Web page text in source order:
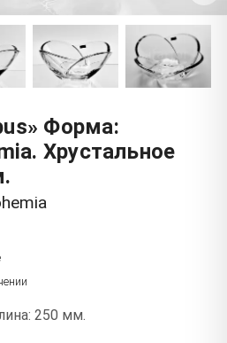
Форма:
Хрустальное
250 мм.